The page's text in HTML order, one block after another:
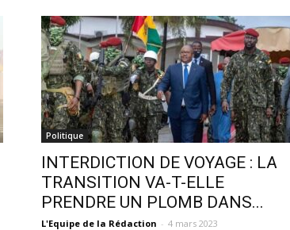
Politique
INTERDICTION DE VOYAGE : LA
TRANSITION VA-T-ELLE
PRENDRE UN PLOMB DANS...
L'Equipe de la Rédaction - 4 mars 2023